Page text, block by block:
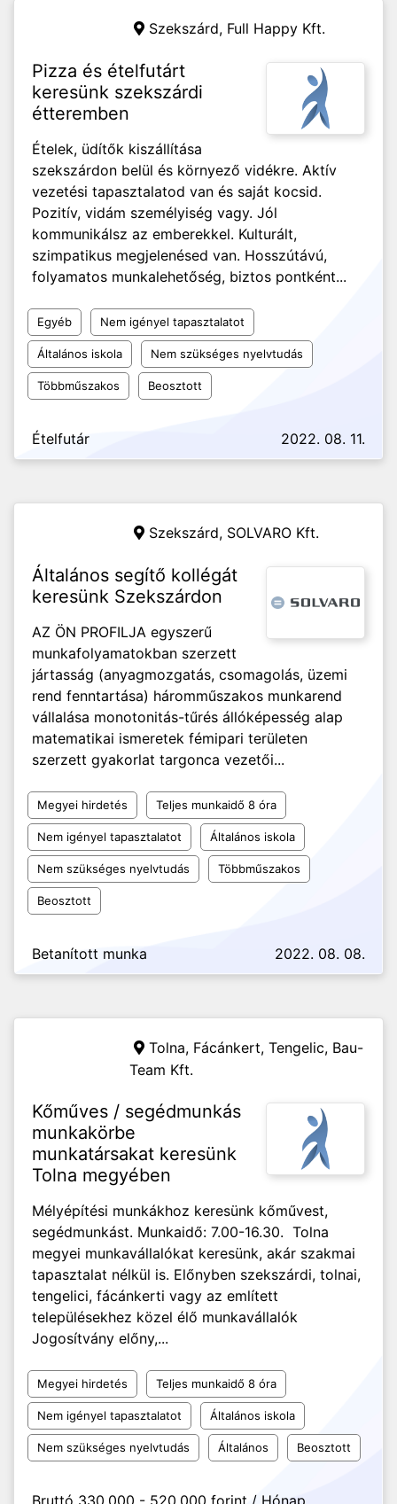
Szekszárd, Full Happy Kft.
Pizza és ételfutárt
keresünk szekszárdi
étteremben
Ételek, üdítők kiszállítása
szekszárdon belül és környező vidékre. Aktív
vezetési tapasztalatod van és saját kocsid.
Pozitív, vidám személyiség vagy. Jól
kommunikálsz az emberekkel. Kulturált,
szimpatikus megjelenésed van. Hosszútávú,
folyamatos munkalehetőség, biztos pontként...
Egyéb Nem igényel tapasztalatot
Általános iskola Nem szükséges nyelvtudás
Többműszakos Beosztott
Ételfutár 2022. 08. 11.
Szekszárd, SOLVARO Kft.
Általános segítő kollégát
keresünk Szekszárdon
AZ ÖN PROFILJA egyszerű
munkafolyamatokban szerzett
jártasság (anyagmozgatás, csomagolás, üzemi
rend fenntartása) háromműszakos munkarend
vállalása monotonitás-tűrés állóképesség alap
matematikai ismeretek fémipari területen
szerzett gyakorlat targonca vezetői...
Megyei hirdetés Teljes munkaidő 8 óra
Nem igényel tapasztalatot Általános iskola
Nem szükséges nyelvtudás Többműszakos
Beosztott
Betanított munka 2022. 08. 08.
Tolna, Fácánkert, Tengelic, Bau-
Team Kft.
Kőműves / segédmunkás
munkakörbe
munkatársakat keresünk
Tolna megyében
Mélyépítési munkákhoz keresünk kőművest,
segédmunkást. Munkaidő: 7.00-16.30. Tolna
megyei munkavállalókat keresünk, akár szakmai
tapasztalat nélkül is. Előnyben szekszárdi, tolnai,
tengelici, fácánkerti vagy az említett
településekhez közel élő munkavállalók
Jogosítvány előny,...
Megyei hirdetés Teljes munkaidő 8 óra
Nem igényel tapasztalatot Általános iskola
Nem szükséges nyelvtudás Általános Beosztott
Bruttó 330.000 - 520.000 forint / Hónap